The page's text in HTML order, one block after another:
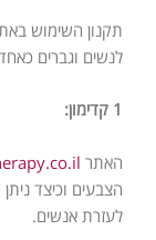
תקנון השימוש
לנשים וגברים
1 קדימון:
האתר
הצבעים וכיצד
לעזרת אנשים.